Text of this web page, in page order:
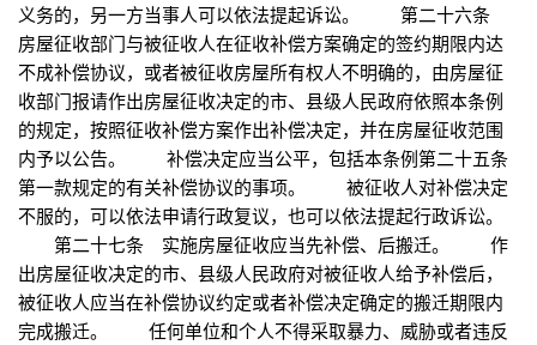
义务的，另一方当事人可以依法提起诉讼。 第二十六条
房屋征收部门与被征收人在征收补偿方案确定的签约期限内达
不成补偿协议，或者被征收房屋所有权人不明确的，由房屋征
收部门报请作出房屋征收决定的市、县级人民政府依照本条例
的规定，按照征收补偿方案作出补偿决定，并在房屋征收范围
内予以公告。 补偿决定应当公平，包括本条例第二十五条
第一款规定的有关补偿协议的事项。 被征收人对补偿决定
不服的，可以依法申请行政复议，也可以依法提起行政诉讼。
第二十七条 实施房屋征收应当先补偿、后搬迁。 作
出房屋征收决定的市、县级人民政府对被征收人给予补偿后，
被征收人应当在补偿协议约定或者补偿决定确定的搬迁期限内
完成搬迁。 任何单位和个人不得采取暴力、威胁或者违反